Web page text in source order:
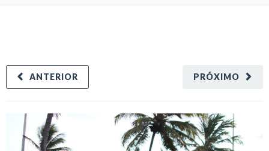
PRÓXIMO
ANTERIOR